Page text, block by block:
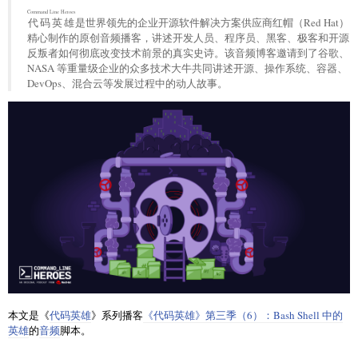
代码英雄
Command Line Heroes
是世界领先的企业开源软件解决方案供应商红帽（Red Hat）
精心制作的原创音频播客，讲述开发人员、程序员、黑客、极客和开源
反叛者如何彻底改变技术前景的真实史诗。该音频博客邀请到了谷歌、
NASA 等重量级企业的众多技术大牛共同讲述开源、操作系统、容器、
DevOps、混合云等发展过程中的动人故事。
本文是《代码英雄》系列播客 《代码英雄》第三季（6）：Bash Shell 中的
英雄的音频脚本。